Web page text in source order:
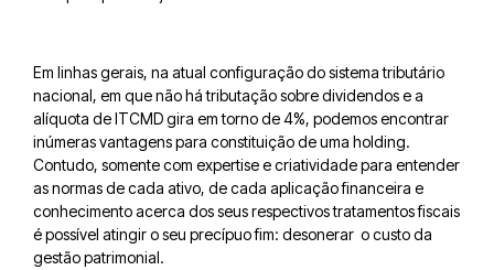
Em linhas gerais, na atual configuração do sistema tributário
nacional, em que não há tributação sobre dividendos e a
alíquota de ITCMD gira em torno de 4%, podemos encontrar
inúmeras vantagens para constituição de uma holding.
Contudo, somente com expertise e criatividade para entender
as normas de cada ativo, de cada aplicação financeira e
conhecimento acerca dos seus respectivos tratamentos fiscais
é possível atingir o seu precípuo fim: desonerar o custo da
gestão patrimonial.